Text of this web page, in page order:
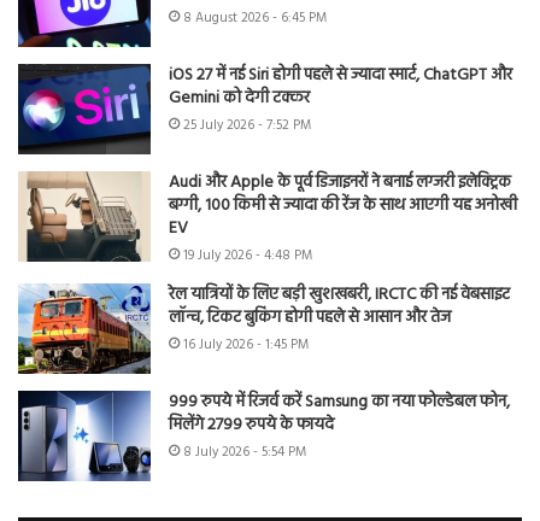
8 August 2026 - 6:45 PM
iOS 27 में नई Siri होगी पहले से ज्यादा स्मार्ट, ChatGPT और
Gemini को देगी टक्कर
25 July 2026 - 7:52 PM
Audi और Apple के पूर्व डिजाइनरों ने बनाई लग्जरी इलेक्ट्रिक
बग्गी, 100 किमी से ज्यादा की रेंज के साथ आएगी यह अनोखी
EV
19 July 2026 - 4:48 PM
रेल यात्रियों के लिए बड़ी खुशखबरी, IRCTC की नई वेबसाइट
लॉन्च, टिकट बुकिंग होगी पहले से आसान और तेज
16 July 2026 - 1:45 PM
999 रुपये में रिजर्व करें Samsung का नया फोल्डेबल फोन,
मिलेंगे 2799 रुपये के फायदे
8 July 2026 - 5:54 PM